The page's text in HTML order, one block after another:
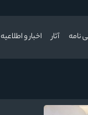
نامه آثار اخبار و